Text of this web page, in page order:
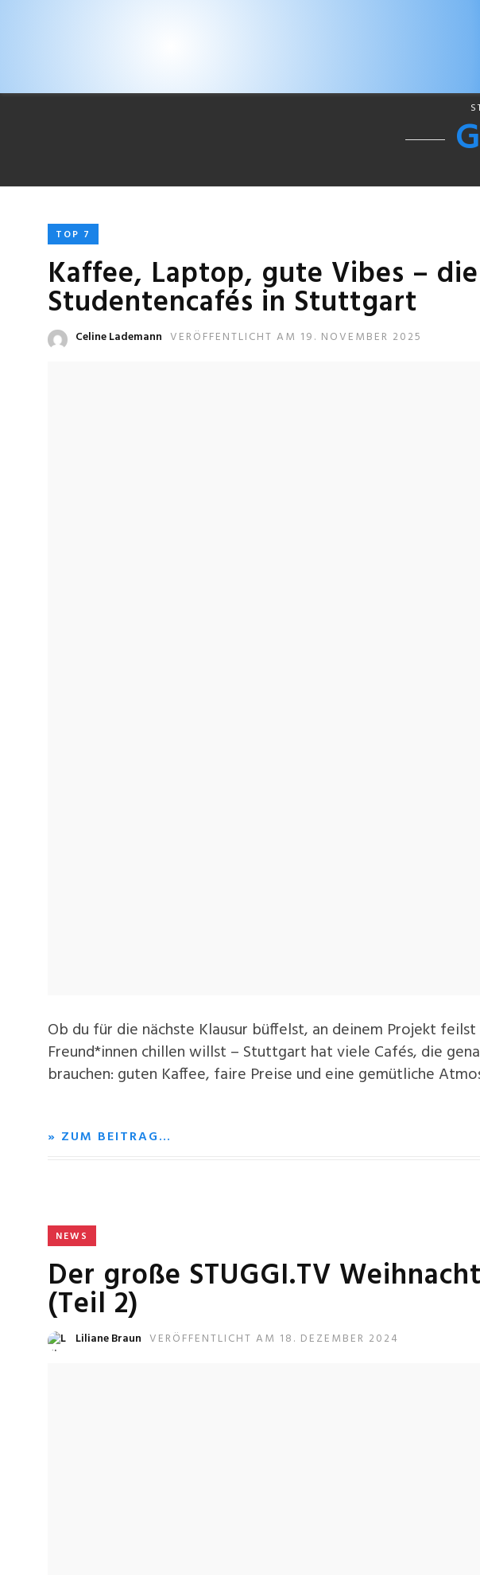
TOP 7
Kaffee, Laptop, gute Vibes –
Studentencafés in Stuttgart
Celine Lademann VERÖFFENTLICHT AM 19. NOVEMBER 2025
Ob du für die nächste Klausur büffelst, an deinem Projekt
Freund*innen chillen willst – Stuttgart hat viele Cafés, die
brauchen: guten Kaffee, faire Preise und eine gemütliche
» ZUM BEITRAG…
NEWS
Der große STUGGI.TV
(Teil 2)
Liliane Braun VERÖFFENTLICHT AM 18. DEZEMBER 2024